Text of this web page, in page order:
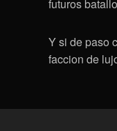
futuros
Y si de paso
faccion de